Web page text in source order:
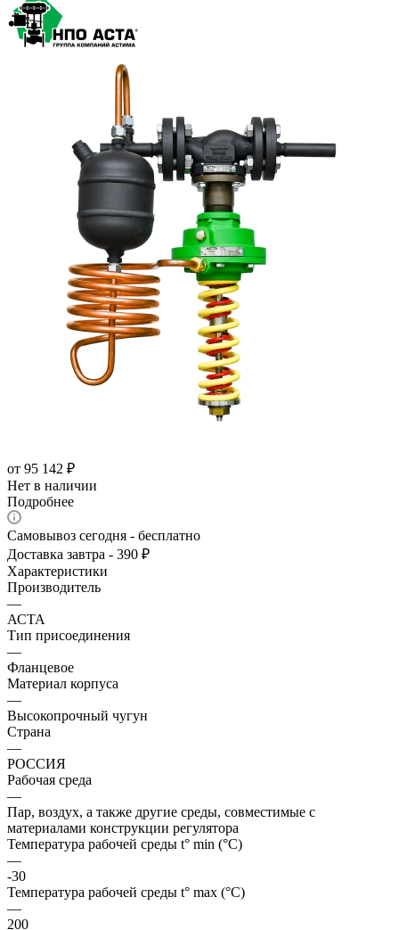
от 95 142 ₽
Нет в наличии
Подробнее
Самовывоз сегодня - бесплатно
Доставка завтра - 390 ₽
Характеристики
Производитель
—
АСТА
Тип присоединения
—
Фланцевое
Материал корпуса
—
Высокопрочный чугун
Страна
—
РОССИЯ
Рабочая среда
—
Пар, воздух, а также другие среды, совместимые с
материалами конструкции регулятора
Температура рабочей среды t° min (°C)
—
-30
Температура рабочей среды t° max (°C)
—
200